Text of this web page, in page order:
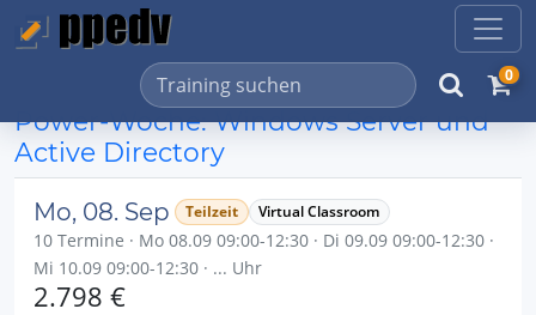
0
Power-Woche: Windows Server und
Active Directory
Mo, 08. Sep Teilzeit Virtual Classroom
10 Termine · Mo 08.09 09:00-12:30 · Di 09.09 09:00-12:30 ·
Mi 10.09 09:00-12:30 · ... Uhr
2.798 €